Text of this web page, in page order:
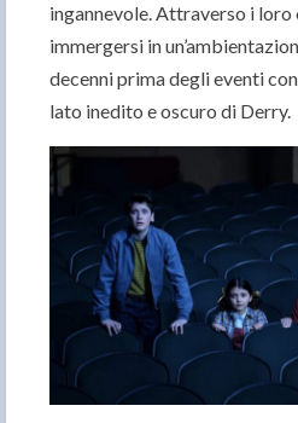
ingannevole. Attraverso i
immergersi in
decenni prima degli eventi
lato inedito e oscuro di Derry.